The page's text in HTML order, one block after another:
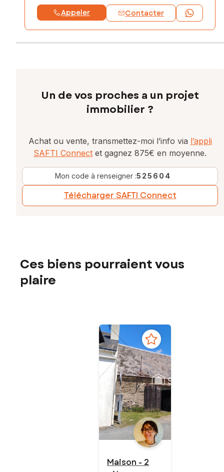
Appeler Contacter
Un de vos proches a un projet
immobilier ?
Achat ou vente, transmettez-moi l’info via l’appli
SAFTI Connect et gagnez 875€ en moyenne.
Mon code à renseigner :525604
Télécharger SAFTI Connect
Ces biens pourraient vous
plaire
Maison - 2